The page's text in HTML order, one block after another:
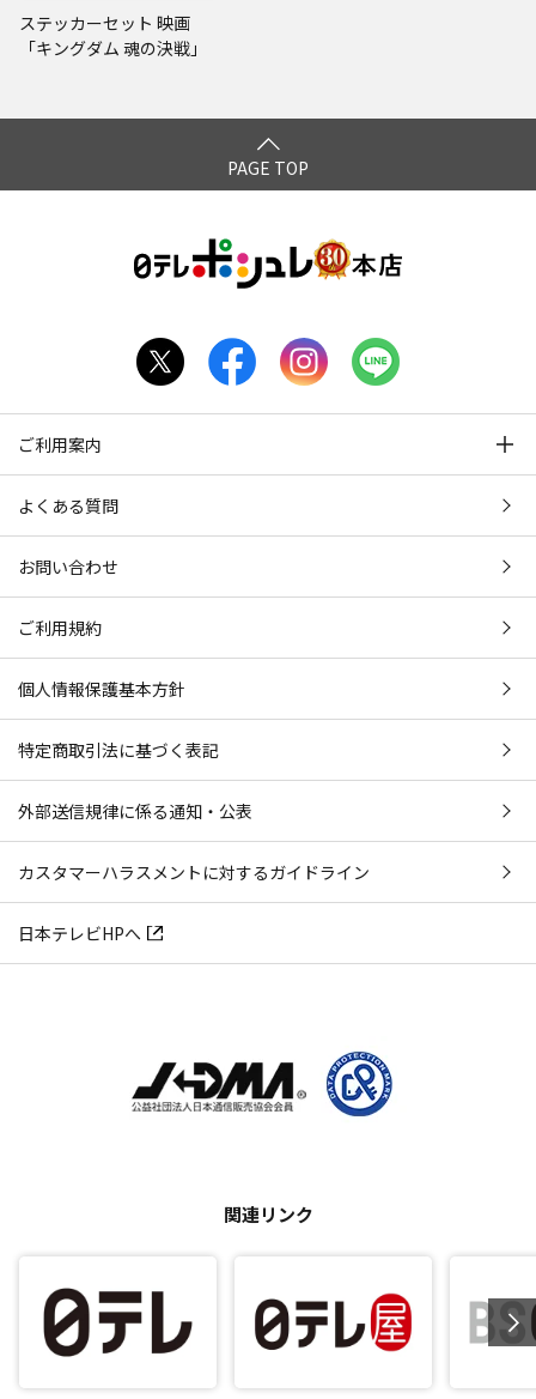
ステッカーセット 映画
「キングダム 魂の決戦」
PAGE TOP
ご利用案内
よくある質問
お問い合わせ
ご利用規約
個人情報保護基本方針
特定商取引法に基づく表記
外部送信規律に係る通知・公表
カスタマーハラスメントに対するガイドライン
日本テレビHPへ
関連リンク